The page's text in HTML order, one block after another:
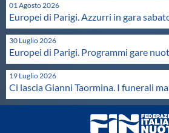
01 Agosto 2026
Europei di Parigi. Azzurri in gara
30 Luglio 2026
Europei di Parigi. Programmi gare
19 Luglio 2026
Ci lascia Gianni Taormina. I funerali